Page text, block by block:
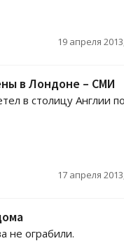
19 апреля
в Лондоне – СМИ
в столицу Англии по
17 апреля
не ограбили.